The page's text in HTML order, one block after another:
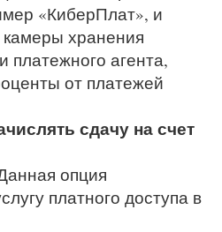
«КиберПлат», и
хранения
платежного агента,
от платежей
сдачу на счет
опция
платного доступа в